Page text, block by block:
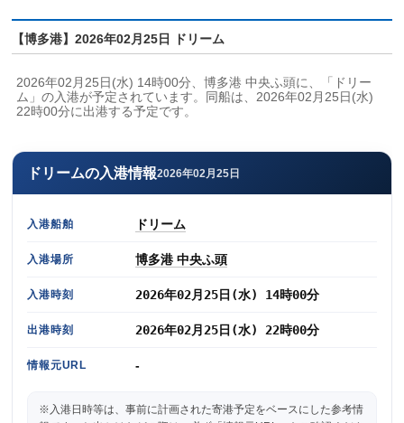
【博多港】2026年02月25日 ドリーム
2026年02月25日(水) 14時00分、博多港 中央ふ頭に、「ドリー
ム」の入港が予定されています。同船は、2026年02月25日(水)
22時00分に出港する予定です。
ドリームの入港情報2026年02月25日
入港船舶 ドリーム
入港場所 博多港 中央ふ頭
入港時刻 2026年02月25日(水) 14時00分
出港時刻 2026年02月25日(水) 22時00分
情報元URL -
※入港日時等は、事前に計画された寄港予定をベースにした参考情
ログイン状態を保持
新規登録 パスワードを忘れた方